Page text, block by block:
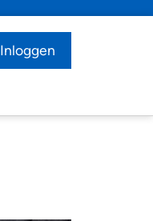
Inloggen